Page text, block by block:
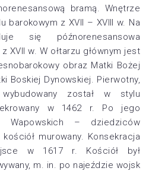
bramą. Wnętrze
barokowym z XVII – XVIII w. Na
się późnorenesansowa
XVII w. W ołtarzu głównym jest
obraz Matki Bożej
Boskiej Dynowskiej. Pierwotny,
został w stylu
w 1462 r. Po jego
Wapowskich – dziedziców
murowany. Konsekracja
w 1617 r. Kościół był
m. in. po najeździe wojsk